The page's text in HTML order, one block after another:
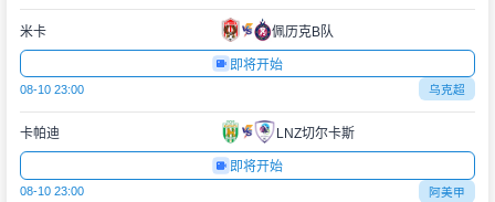
米卡 佩历克B队
即将开始
08-10 23:00 乌克超
卡帕迪 LNZ切尔卡斯
即将开始
08-10 23:00 阿美甲